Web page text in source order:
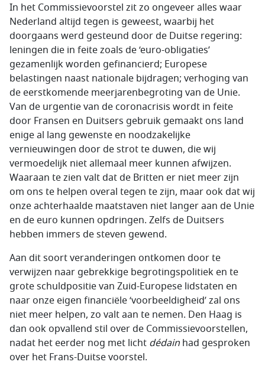
In het Commissievoorstel zit zo ongeveer alles waar
Nederland altijd tegen is geweest, waarbij het
doorgaans werd gesteund door de Duitse regering:
leningen die in feite zoals de ‘euro-obligaties’
gezamenlijk worden gefinancierd; Europese
belastingen naast nationale bijdragen; verhoging van
de eerstkomende meerjarenbegroting van de Unie.
Van de urgentie van de coronacrisis wordt in feite
door Fransen en Duitsers gebruik gemaakt ons land
enige al lang gewenste en noodzakelijke
vernieuwingen door de strot te duwen, die wij
vermoedelijk niet allemaal meer kunnen afwijzen.
Waaraan te zien valt dat de Britten er niet meer zijn
om ons te helpen overal tegen te zijn, maar ook dat wij
onze achterhaalde maatstaven niet langer aan de Unie
en de euro kunnen opdringen. Zelfs de Duitsers
hebben immers de steven gewend.
Aan dit soort veranderingen ontkomen door te
verwijzen naar gebrekkige begrotingspolitiek en te
grote schuldpositie van Zuid-Europese lidstaten en
naar onze eigen financiële ‘voorbeeldigheid’ zal ons
niet meer helpen, zo valt aan te nemen. Den Haag is
dan ook opvallend stil over de Commissievoorstellen,
nadat het eerder nog met licht dédain had gesproken
over het Frans-Duitse voorstel.